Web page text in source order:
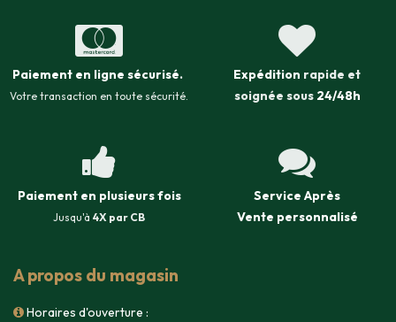
Paiement en ligne sécurisé.
Votre transaction en toute sécurité.
Expédition rapide et
soignée sous 24/48h
Paiement en plusieurs fois
Jusqu'à 4X par CB
Service Après
Vente personnalisé
A propos du magasin
Horaires d'ouverture :